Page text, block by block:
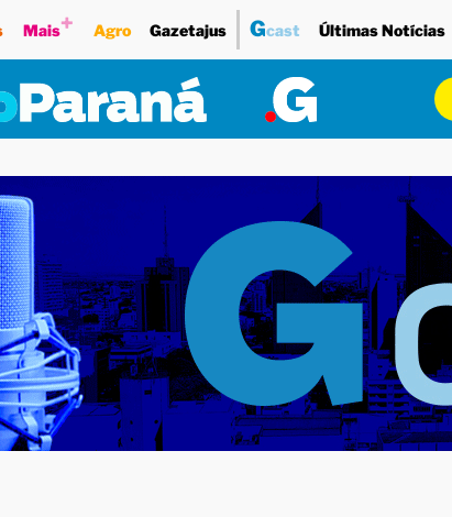
Mais+ Agro Gazetajus Gcast Últimas Notícias